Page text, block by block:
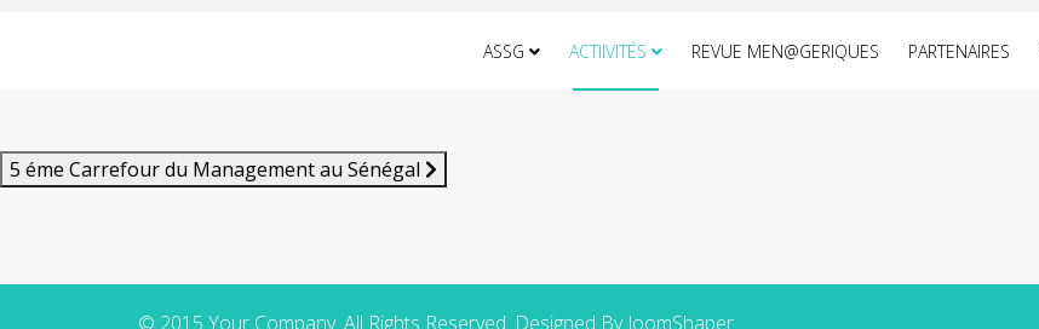
ASSG ACTIIVITÉS REVUE MEN@GERIQUES PARTENAIRES
5 éme Carrefour du Management au Sénégal
© 2015 Your Company. All Rights Reserved. Designed By JoomShaper